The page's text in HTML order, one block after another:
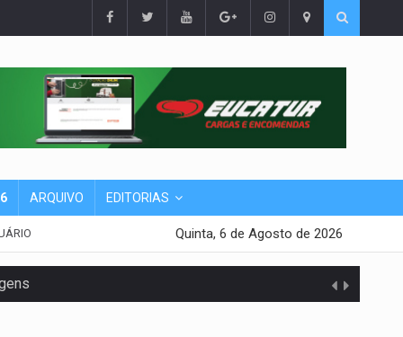
ARQUIVO EDITORIAS
Quinta, 6 de Agosto de 2026